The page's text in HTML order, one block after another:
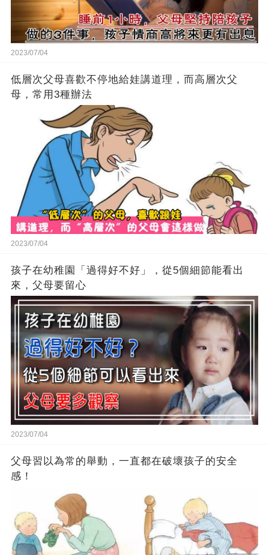
2023/07/04
低層次父母喜歡不停地給娃講道理，而高層次父
母，常用3種辦法
2023/07/04
孩子在幼稚園「過得好不好」，從5個細節能看出
來，父母要留心
2023/07/04
父母習以為常的舉動，一直都在破壞孩子的安全
感！